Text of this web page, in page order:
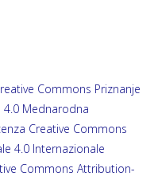
Commons Priznanje
Mednarodna
Creative Commons
4.0 Internazionale
Commons Attribution-